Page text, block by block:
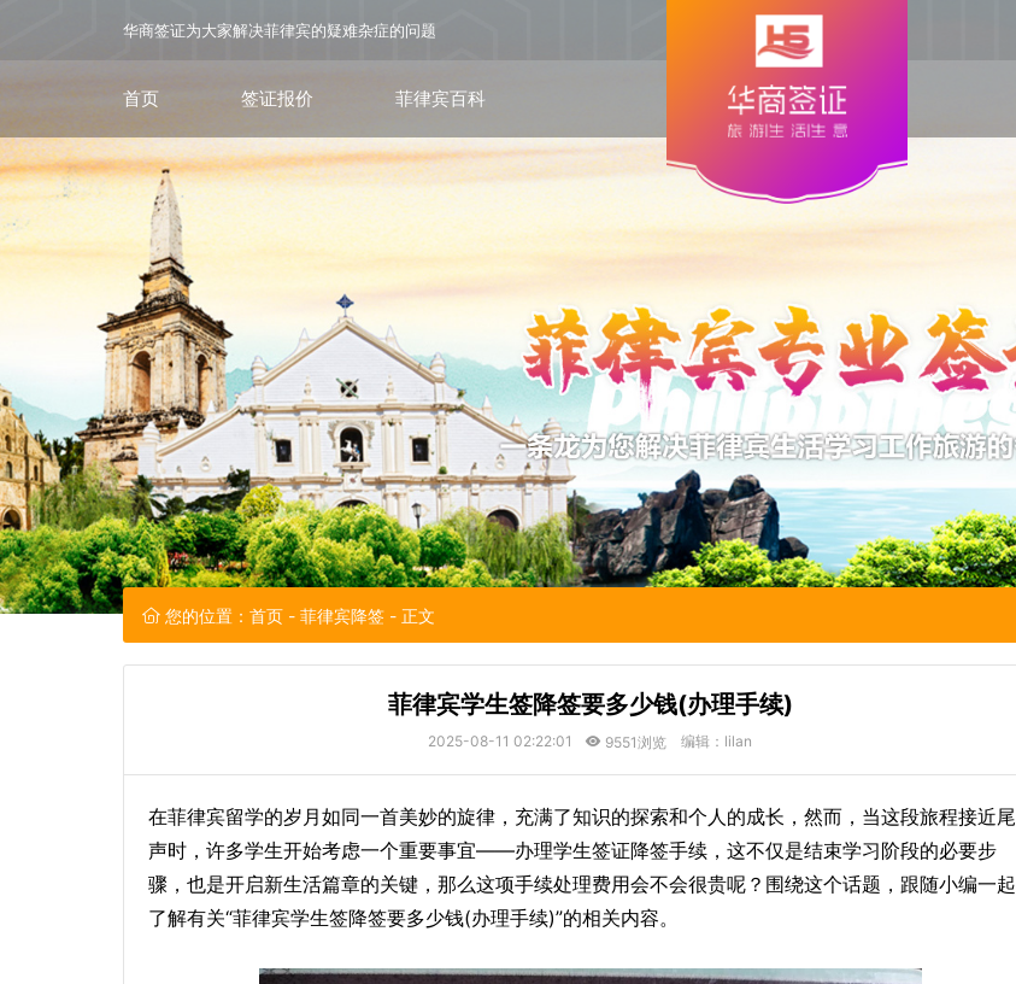
华商签证为大家解决菲律宾的疑难杂症的问题
首页 签证报价 菲律宾百科
您的位置： 首页 - 菲律宾降签 - 正文
菲律宾学生签降签要多少钱(办理手续)
2025-08-11 02:22:01 9551浏览 编辑：lilan
在菲律宾留学的岁月如同一首美妙的旋律，充满了知识的探索和个人的成长，然而，当这段旅程接近尾
声时，许多学生开始考虑一个重要事宜——办理学生签证降签手续，这不仅是结束学习阶段的必要步
骤，也是开启新生活篇章的关键，那么这项手续处理费用会不会很贵呢？围绕这个话题，跟随小编一起
了解有关“菲律宾学生签降签要多少钱(办理手续)”的相关内容。